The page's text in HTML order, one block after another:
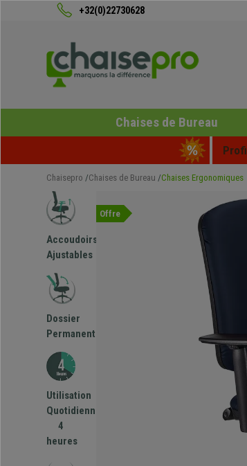
+32(0)22730628
Chaises de Bureau
Chaisepro Chaises de Bureau Chaises Ergonomiques
Accoudoirs
Ajustables
Dossier
Permanent
Utilisation
Quotidienne
4
heures
Offre